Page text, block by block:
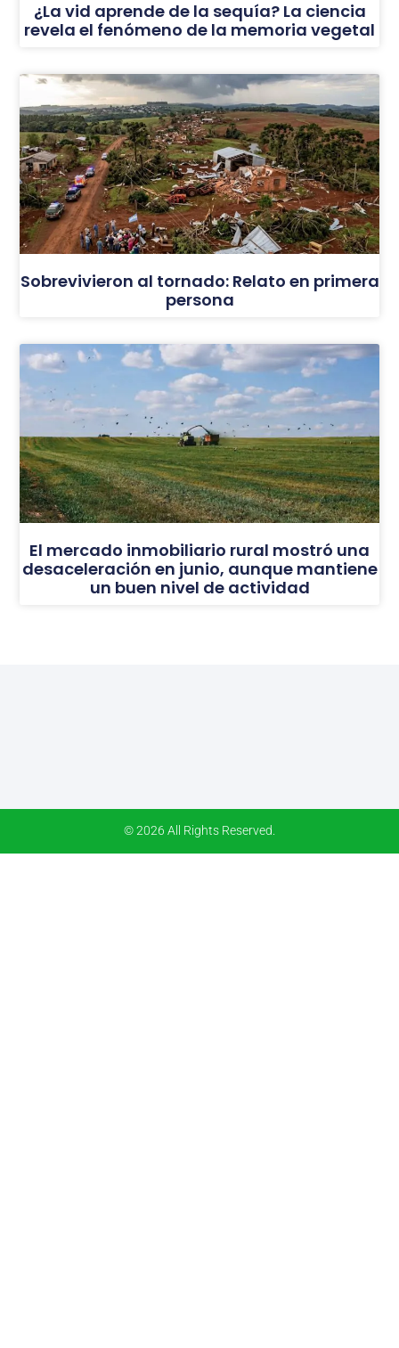
¿La vid aprende de la sequía? La ciencia
revela el fenómeno de la memoria vegetal
Sobrevivieron al tornado: Relato en primera
persona
El mercado inmobiliario rural mostró una
desaceleración en junio, aunque mantiene
un buen nivel de actividad
© 2026 All Rights Reserved.